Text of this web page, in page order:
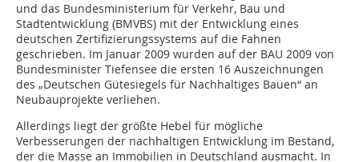
und das Bundesministerium für Verkehr, Bau und
Stadtentwicklung (BMVBS) mit der Entwicklung eines
deutschen Zertifizierungssystems auf die Fahnen
geschrieben. Im Januar 2009 wurden auf der BAU 2009 von
Bundesminister Tiefensee die ersten 16 Auszeichnungen
des „Deutschen Gütesiegels für Nachhaltiges Bauen“ an
Neubauprojekte verliehen.
Allerdings liegt der größte Hebel für mög­liche
Verbesserungen der nachhaltigen Entwicklung im Bestand,
der die Masse an Immobilien in Deutschland ausmacht. In